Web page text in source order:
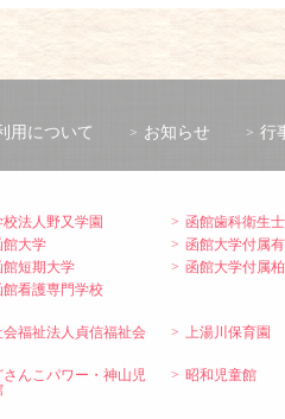
用について お知らせ 行
校法人野又学園
館大学
館短期大学
館看護専門学校
函館歯科衛生
函館大学付属
函館大学付属
会福祉法人貞信福祉会 上湯川保育園
さんこパワー・神山児
昭和児童館